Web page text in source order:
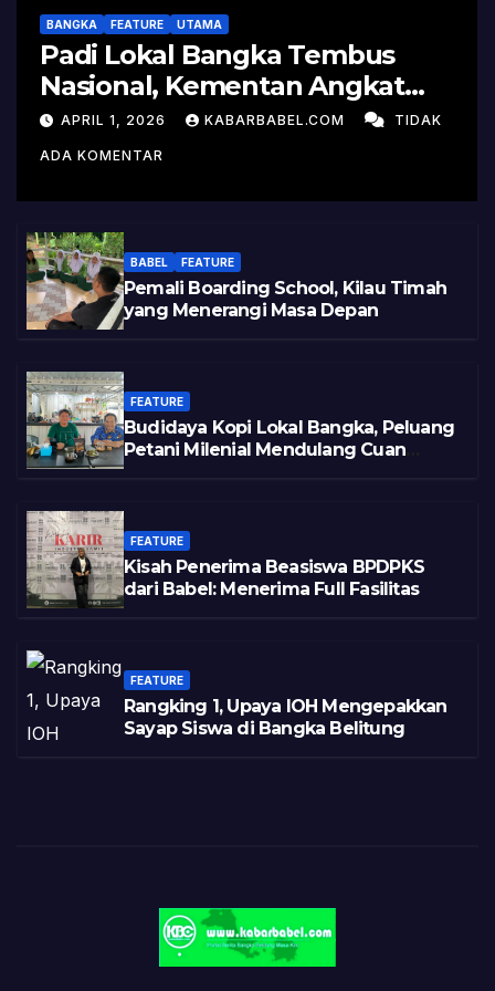
BANGKA FEATURE UTAMA
Padi Lokal Bangka Tembus
Nasional, Kementan Angkat
Kisah Sukses Pelepasan
Varietas
APRIL 1, 2026 KABARBABEL.COM TIDAK
ADA KOMENTAR
BABEL FEATURE
Pemali Boarding School, Kilau Timah
yang Menerangi Masa Depan
FEATURE
Budidaya Kopi Lokal Bangka, Peluang
Petani Milenial Mendulang Cuan
FEATURE
Kisah Penerima Beasiswa BPDPKS
dari Babel: Menerima Full Fasilitas
FEATURE
Rangking 1, Upaya IOH Mengepakkan
Sayap Siswa di Bangka Belitung